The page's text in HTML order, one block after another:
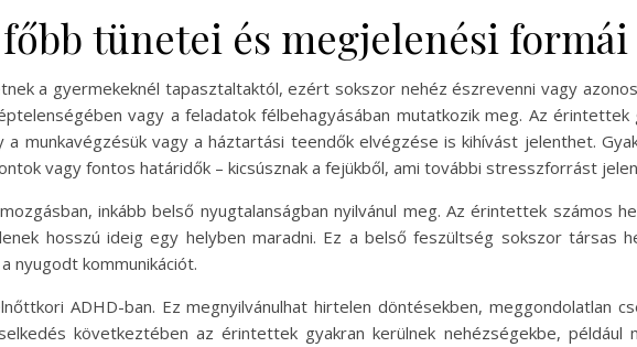
tünetei és megjelenési formái
a gyermekeknél tapasztaltaktól, ezért sokszor nehéz észrevenni vagy
vagy a feladatok félbehagyásában mutatkozik meg. Az érintettek
a munkavégzésük vagy a háztartási teendők elvégzése is kihívást jelenthet.
vagy fontos határidők – kicsúsznak a fejükből, ami további stresszforrást
inkább belső nyugtalanságban nyilvánul meg. Az érintettek számos
hosszú ideig egy helyben maradni. Ez a belső feszültség sokszor társas
nyugodt kommunikációt.
ADHD-ban. Ez megnyilvánulhat hirtelen döntésekben, meggondolatlan
következtében az érintettek gyakran kerülnek nehézségekbe, például